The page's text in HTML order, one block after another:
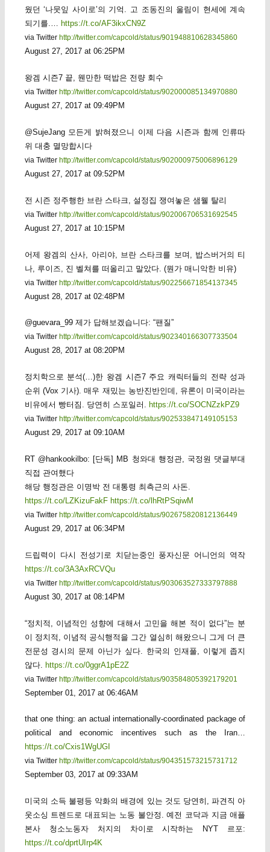
웠던 ‘나뭇잎 사이로’의 기억. 고 조동진의 울림이 현세에 계속
되기를.… https://t.co/AF3ikxCN9Z
via Twitter http://twitter.com/capcold/status/901948810628345860
August 27, 2017 at 06:25PM
왕겜 시즌7 끝, 웬만한 떡밥은 전량 회수
via Twitter http://twitter.com/capcold/status/902000085134970880
August 27, 2017 at 09:49PM
@SujeJang 모든게 밝혀졌으니 이제 다음 시즌과 함께 인류따
위 대충 멸망합시다
via Twitter http://twitter.com/capcold/status/902000975006896129
August 27, 2017 at 09:52PM
전 시즌 정주행한 브란 스타크, 설정집 쟁여놓은 샘웰 탈리
via Twitter http://twitter.com/capcold/status/902006706531692545
August 27, 2017 at 10:15PM
어제 왕겜의 산사, 아리야, 브란 스타크를 보며, 밥스버거의 티
나, 루이즈, 진 벨쳐를 떠올리고 말았다. (뭔가 매니악한 비유)
via Twitter http://twitter.com/capcold/status/902256671854137345
August 28, 2017 at 02:48PM
@guevara_99 제가 답해보겠습니다: “팬질”
via Twitter http://twitter.com/capcold/status/902340166307733504
August 28, 2017 at 08:20PM
정치학으로 분석(…)한 왕겜 시즌7 주요 캐릭터들의 전략 성과
순위 (Vox 기사). 매우 재밌는 농반진반인데, 유론이 미국이라는
비유에서 빵터짐. 당연히 스포일러. https://t.co/SOCNZzkPZ9
via Twitter http://twitter.com/capcold/status/902533847149105153
August 29, 2017 at 09:10AM
RT @hankookilbo: [단독] MB 청와대 행정관, 국정원 댓글부대
직접 관여했다
해당 행정관은 이명박 전 대통령 최측근의 사돈.
https://t.co/LZKizuFakF https://t.co/lhRtPSqiwM
via Twitter http://twitter.com/capcold/status/902675820812136449
August 29, 2017 at 06:34PM
드립력이 다시 전성기로 치닫는중인 풍자신문 어니언의 역작
https://t.co/3A3AxRCVQu
via Twitter http://twitter.com/capcold/status/903063527333797888
August 30, 2017 at 08:14PM
“정치적, 이념적인 성향에 대해서 고민을 해본 적이 없다”는 분
이 정치적, 이념적 공식행적을 그간 열심히 해왔으니 그게 더 큰
전문성 경시의 문제 아닌가 싶다. 한국의 인재풀, 이렇게 좁지
않다. https://t.co/0ggrA1pE2Z
via Twitter http://twitter.com/capcold/status/903584805392179201
September 01, 2017 at 06:46AM
that one thing: an actual internationally-coordinated package of
political and economic incentives such as the Iran…
https://t.co/Cxis1WgUGI
via Twitter http://twitter.com/capcold/status/904351573215731712
September 03, 2017 at 09:33AM
미국의 소득 불평등 악화의 배경에 있는 것도 당연히, 파견직 아
웃소싱 트렌드로 대표되는 노동 불안정. 예전 코닥과 지금 애플
본사 청소노동자 처지의 차이로 시작하는 NYT 르포:
https://t.co/dprtUIrp4K